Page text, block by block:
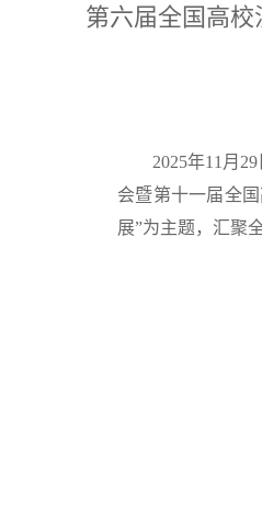
第六届全国高
2025年11月
会暨第十一届全
展”为主题，汇聚